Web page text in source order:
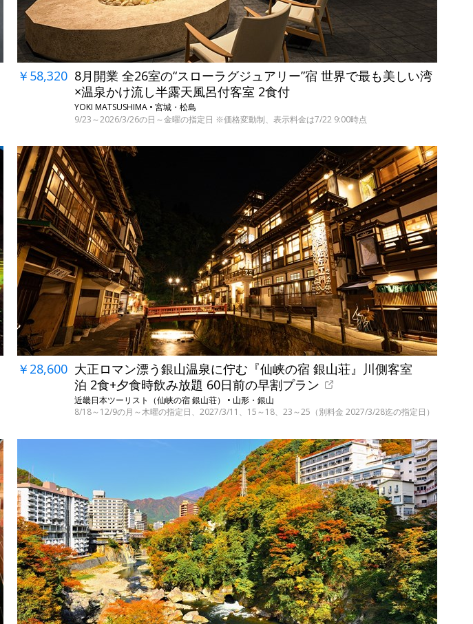
￥58,320 8月開業 全26室の“スローラグジュアリー”宿 世界で最も美しい湾
×温泉かけ流し半露天風呂付客室 2食付
YOKI MATSUSHIMA • 宮城・松島
9/23～2026/3/26の日～金曜の指定日 ※価格変動制、表示料金は7/22 9:00時点
￥28,600 大正ロマン漂う銀山温泉に佇む『仙峡の宿 銀山荘』川側客室
泊 2食+夕食時飲み放題 60日前の早割プラン
近畿日本ツーリスト（仙峡の宿 銀山荘） • 山形・銀山
8/18～12/9の月～木曜の指定日、2027/3/11、15～18、23～25（別料金 2027/3/28迄の指定日）
←